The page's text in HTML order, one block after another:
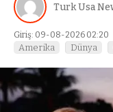
Turk Usa
Giriş: 09-08-2026 02:20
Amerika Dünya